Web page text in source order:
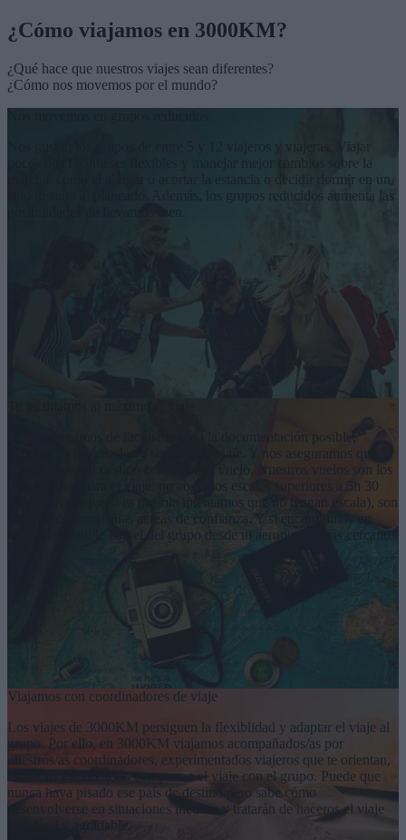
¿Cómo viajamos en 3000KM?
¿Qué hace que nuestros viajes sean diferentes?
¿Cómo nos movemos por el mundo?
pocos nos facilita ser flexibles y manejar mejor cambios sobre la
marcha, como el alargar o acortar la estancia o decidir dormir en un
sitio distinto al planeado. Además, los grupos reducidos aumenta las
Nos encargamos de facilitarte toda la documentación posible,
tramitamos los visados y seguros de viaje. Y nos aseguramos que
puedas llegar al destino con un buen vuelo. Nuestros vuelos son los
más óptimos para el viaje: no cogemos escalas superiores a 5h 30
minutos, (aunque si es posible intentamos que no tengan escala), son
siempre de compañias aéreas de confianza. Y si encontramos un
vuelo compatible con el del grupo desde tu aeropuerto más cercano.
Viajamos con coordinadores de viaje
Los viajes de 3000KM persiguen la flexiblidad y adaptar el viaje al
grupo. Por ello, en 3000KM viajamos acompañados/as por
nuestros/as coordinadores, experimentados viajeros que te orientan,
asesoran y sobre todo comparten el viaje con el grupo. Puede que
nunca haya pisado ese país de destino pero sabe cómo
desenvolverse en situaciones inéditas y tratarán de haceros el viaje
más fácil y agradable.